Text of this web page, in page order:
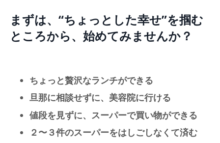
まずは、“ちょっとした幸せ”を掴む
ところから、始めてみませんか？
ちょっと贅沢なランチができる
旦那に相談せずに、美容院に行ける
値段を見ずに、スーパーで買い物ができる
２〜３件のスーパーをはしごしなくて済む